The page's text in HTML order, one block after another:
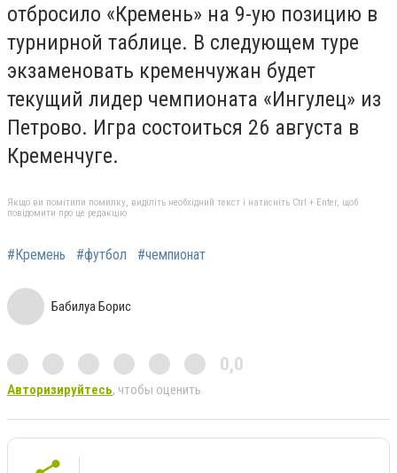
отбросило «Кремень» на 9-ую позицию в
турнирной таблице. В следующем туре
экзаменовать кременчужан будет
текущий лидер чемпионата «Ингулец» из
Петрово. Игра состоиться 26 августа в
Кременчуге.
Якщо ви помітили помилку, виділіть необхідний текст і натисніть Ctrl + Enter, щоб
повідомити про це редакцію
#Кремень #футбол #чемпионат
Бабилуа Борис
0,0
Авторизируйтесь, чтобы оценить